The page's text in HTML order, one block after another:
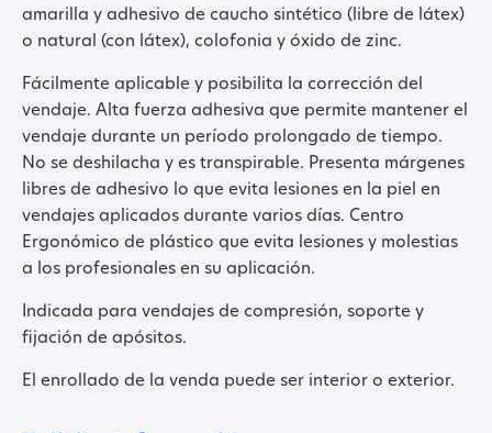
amarilla y adhesivo de caucho sintético (libre de látex)
o natural (con látex), colofonia y óxido de zinc.
Fácilmente aplicable y posibilita la corrección del
vendaje. Alta fuerza adhesiva que permite mantener el
vendaje durante un período prolongado de tiempo.
No se deshilacha y es transpirable. Presenta márgenes
libres de adhesivo lo que evita lesiones en la piel en
vendajes aplicados durante varios días. Centro
Ergonómico de plástico que evita lesiones y molestias
a los profesionales en su aplicación.
Indicada para vendajes de compresión, soporte y
fijación de apósitos.
El enrollado de la venda puede ser interior o exterior.